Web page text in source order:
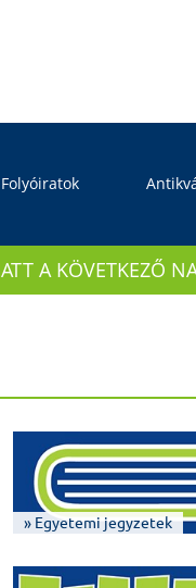
Folyóiratok
A KÖVETKEZŐ
» Egyetemi jegyzetek